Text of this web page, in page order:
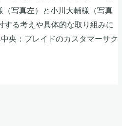
写真左）と小川大輔様（写真
る考えや具体的な取り組みに
央：プレイドのカスタマーサク